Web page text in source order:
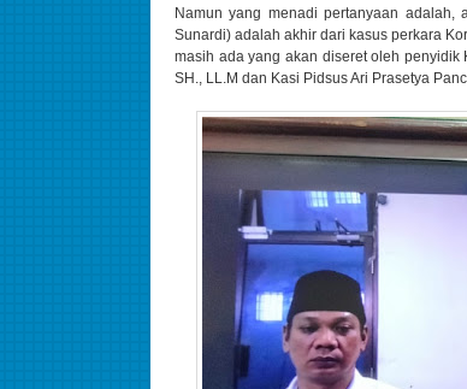
Namun yang menadi pertanyaan adalah,
Sunardi) adalah akhir dari kasus perkara
masih ada yang akan diseret oleh
SH., LL.M dan Kasi Pidsus Ari Prasetya